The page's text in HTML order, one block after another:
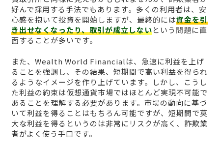
好んで採用する手法でもあります。多くの利用者は、安
心感を抱いて投資を開始しますが、最終的には資金を引
き出せなくなったり、取引が成立しないという問題に直
面することが多いです。
また、Wealth World Financialは、急速に利益を上げ
ることを強調し、その結果、短期間で高い利益を得られ
るようなイメージを作り上げています。しかし、こうし
た利益の約束は仮想通貨市場ではほとんど実現不可能で
あることを理解する必要があります。市場の動向に基づ
いて利益を得ることはもちろん可能ですが、短期間で莫
大な利益を得るというのは非常にリスクが高く、詐欺業
者がよく使う手口です。